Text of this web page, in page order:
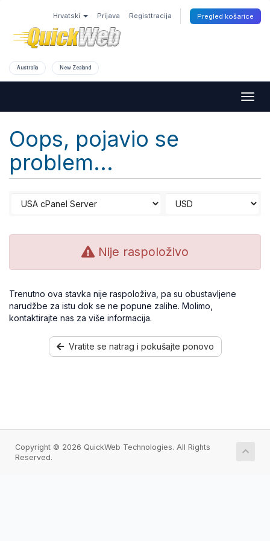
Hrvatski Prijava Registtracija Pregled košarice
Australia New Zealand
Oops, pojavio se
problem...
Nije raspoloživo
Trenutno ova stavka nije raspoloživa, pa su obustavljene
narudžbe za istu dok se ne popune zalihe. Molimo,
kontaktirajte nas za više informacija.
Vratite se natrag i pokušajte ponovo
Copyright © 2026 QuickWeb Technologies. All Rights
Reserved.